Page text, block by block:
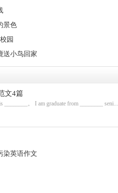
景色
园
送小鸟回家
文4篇
________。 I am graduate from ________ seni...
染英语作文